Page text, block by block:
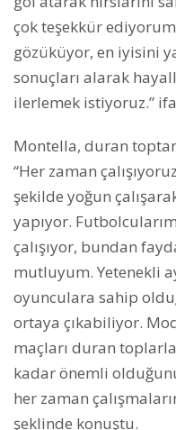
çok teşekkür
gözüküyor, en iyisini
sonuçları alarak
ilerlemek istiyoruz.”
Montella, duran
“Her zaman
şekilde yoğun
yapıyor.
çalışıyor, bundan
mutluyum. Yetenekli
oyunculara sahip
ortaya çıkabiliyor.
maçları duran
kadar önemli
her zaman
şeklinde konuştu.